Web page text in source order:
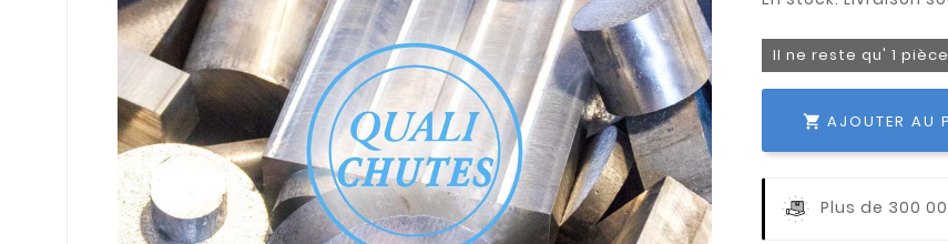
Il ne reste qu' 1
 AJOUTER AU
Plus de 300